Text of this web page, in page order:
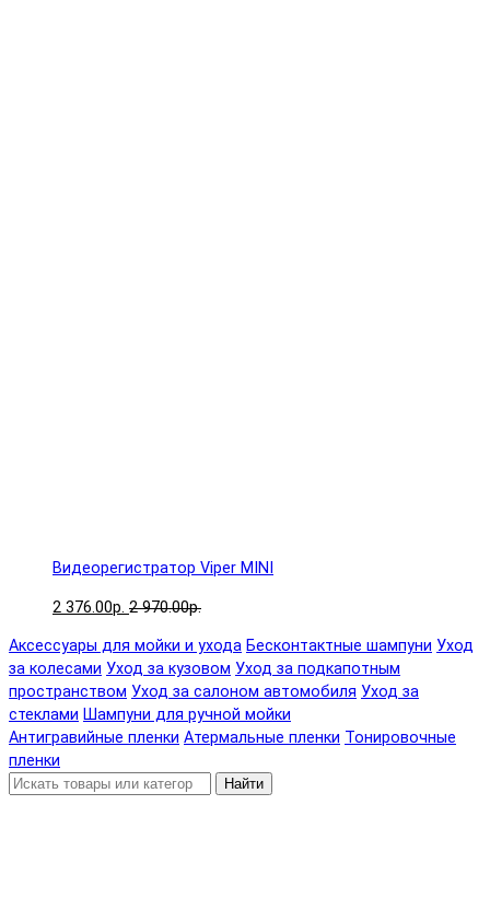
Видеорегистратор Viper MINI
2 376.00р. 2 970.00р.
Аксессуары для мойки и ухода Бесконтактные шампуни Уход
за колесами Уход за кузовом Уход за подкапотным
пространством Уход за салоном автомобиля Уход за
стеклами Шампуни для ручной мойки
Антигравийные пленки Атермальные пленки Тонировочные
пленки
Найти